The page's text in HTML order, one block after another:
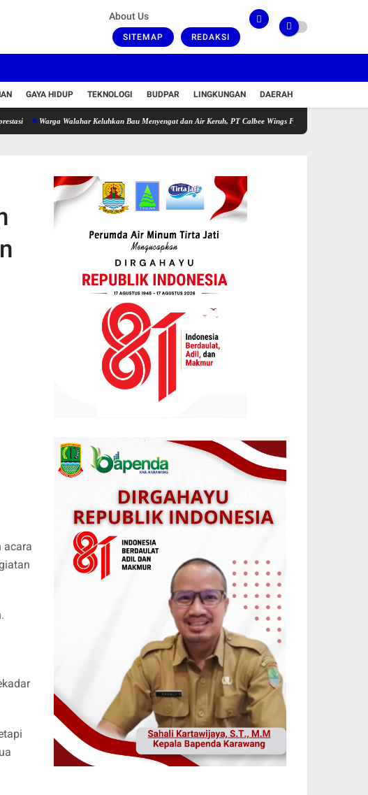
About Us
SITEMAP REDAKSI
GAYA HIDUP TEKNOLOGI BUDPAR LINGKUNGAN DAERAH
Warga Walahar Keluhkan Bau Menyengat dan Air Keruh, PT Calbee Wings Food Akui Gangguan di Fasilitas
acara